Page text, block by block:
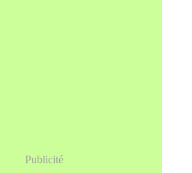
Publicité